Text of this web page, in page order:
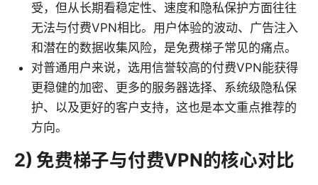
受，但从长期看稳定性、速度和隐私保护方面往往
无法与付费VPN相比。用户体验的波动、广告注入
和潜在的数据收集风险，是免费梯子常见的痛点。
对普通用户来说，选用信誉较高的付费VPN能获得
更稳健的加密、更多的服务器选择、系统级隐私保
护、以及更好的客户支持，这也是本文重点推荐的
方向。
2) 免费梯子与付费VPN的核心对比